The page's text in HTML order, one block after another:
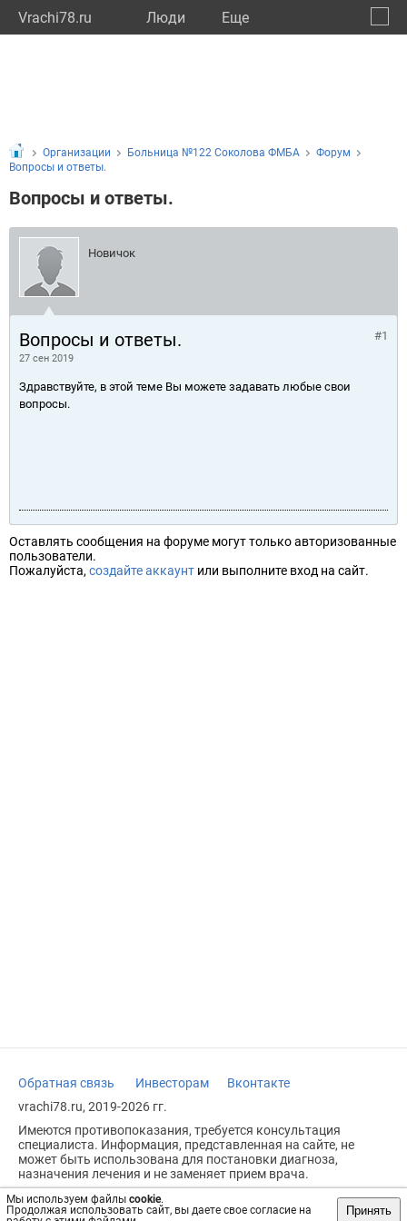
Vrachi78.ru Люди Eще
Мы используем файлы cookie.
Продолжая использовать сайт, вы даете свое согласие на
Принять
Организации Больница №122 Соколова ФМБА
Форум
Вопросы и ответы.
Вопросы и ответы.
Новичок
Вопросы и ответы.
27 сен 2019
#1
Здравствуйте, в этой теме Вы можете задавать любые свои
вопросы.
Оставлять сообщения на форуме могут только авторизованные
пользователи.
Пожалуйста, создайте аккаунт или выполните вход на сайт.
Обратная связь Инвесторам
Вконтакте
vrachi78.ru, 2019-2026 гг.
Имеются противопоказания, требуется консультация
специалиста. Информация, представленная на сайте, не
может быть использована для постановки диагноза,
назначения лечения и не заменяет прием врача.
Возрастное ограничение: 18+